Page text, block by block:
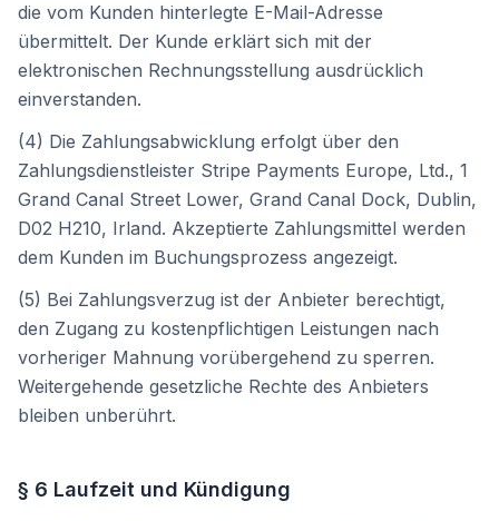
die vom Kunden hinterlegte E-Mail-Adresse
übermittelt. Der Kunde erklärt sich mit der
elektronischen Rechnungsstellung ausdrücklich
einverstanden.
(4) Die Zahlungsabwicklung erfolgt über den
Zahlungsdienstleister Stripe Payments Europe, Ltd., 1
Grand Canal Street Lower, Grand Canal Dock, Dublin,
D02 H210, Irland. Akzeptierte Zahlungsmittel werden
dem Kunden im Buchungsprozess angezeigt.
(5) Bei Zahlungsverzug ist der Anbieter berechtigt,
den Zugang zu kostenpflichtigen Leistungen nach
vorheriger Mahnung vorübergehend zu sperren.
Weitergehende gesetzliche Rechte des Anbieters
bleiben unberührt.
§ 6 Laufzeit und Kündigung